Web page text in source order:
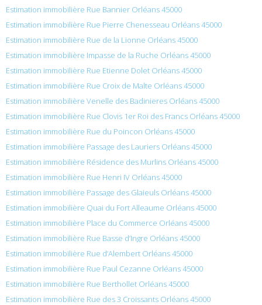
Estimation immobilière Rue Bannier Orléans 45000
Estimation immobilière Rue Pierre Chenesseau Orléans 45000
Estimation immobilière Rue de la Lionne Orléans 45000
Estimation immobilière Impasse de la Ruche Orléans 45000
Estimation immobilière Rue Etienne Dolet Orléans 45000
Estimation immobilière Rue Croix de Malte Orléans 45000
Estimation immobilière Venelle des Badinieres Orléans 45000
Estimation immobilière Rue Clovis 1er Roi des Francs Orléans 45000
Estimation immobilière Rue du Poincon Orléans 45000
Estimation immobilière Passage des Lauriers Orléans 45000
Estimation immobilière Résidence des Murlins Orléans 45000
Estimation immobilière Rue Henri IV Orléans 45000
Estimation immobilière Passage des Glaieuls Orléans 45000
Estimation immobilière Quai du Fort Alleaume Orléans 45000
Estimation immobilière Place du Commerce Orléans 45000
Estimation immobilière Rue Basse d’Ingre Orléans 45000
Estimation immobilière Rue d’Alembert Orléans 45000
Estimation immobilière Rue Paul Cezanne Orléans 45000
Estimation immobilière Rue Berthollet Orléans 45000
Estimation immobilière Rue des 3 Croissants Orléans 45000